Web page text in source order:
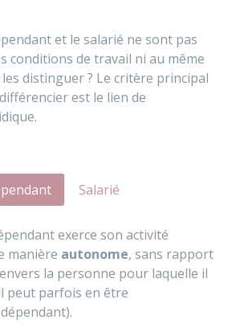
et le salarié ne sont pas
conditions de travail ni au même
distinguer ? Le critère principal
est le lien de
Salarié
exerce son activité
manière autonome, sans rapport
la personne pour laquelle il
peut parfois en être